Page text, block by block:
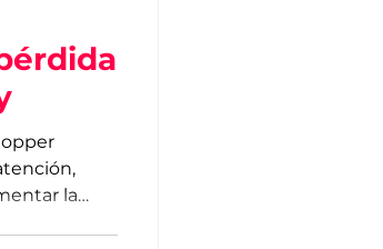
la